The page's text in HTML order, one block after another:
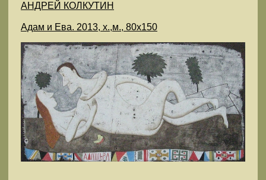
АНДРЕЙ КОЛКУТИН
Адам и Ева. 2013, х.,м., 80х150